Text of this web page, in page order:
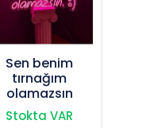
Sen benim
tırnağım
olamazsın
Stokta VAR